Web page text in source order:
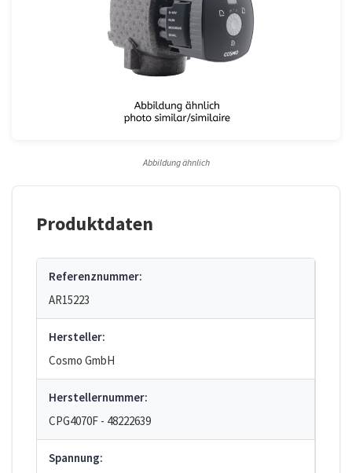
Abbildung ähnlich
Produktdaten
Referenznummer:
AR15223
Hersteller:
Cosmo GmbH
Herstellernummer:
CPG4070F - 48222639
Spannung: